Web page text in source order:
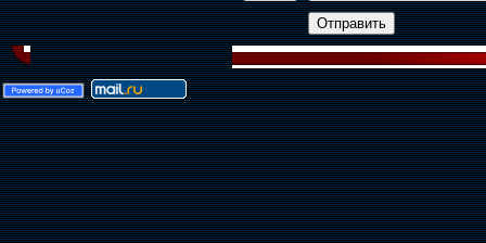
Отправить